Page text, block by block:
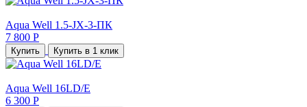
Aqua Well 1.5-JX-3-ПК
7 800 Р
Купить Купить в 1 клик
Aqua Well 16LD/E
6 300 Р